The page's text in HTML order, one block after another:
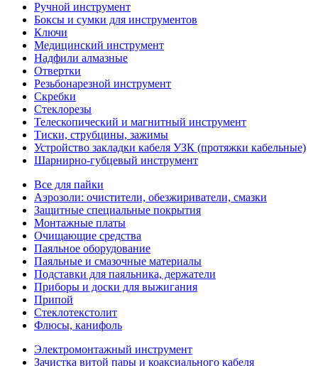
Ручной инструмент
Боксы и сумки для инструментов
Ключи
Медицинский инструмент
Надфили алмазные
Отвертки
Резьбонарезной инструмент
Скребки
Стеклорезы
Телескопический и магнитный инструмент
Тиски, струбцины, зажимы
Устройство закладки кабеля УЗК (протяжки кабельные)
Шарнирно-губцевый инструмент
Все для пайки
Аэрозоли: очистители, обезжириватели, смазки
Защитные специальные покрытия
Монтажные платы
Очищающие средства
Паяльное оборудование
Паяльные и смазочные материалы
Подставки для паяльника, держатели
Приборы и доски для выжигания
Припой
Стеклотекстолит
Флюсы, канифоль
Электромонтажный инструмент
Зачистка витой пары и коаксиального кабеля